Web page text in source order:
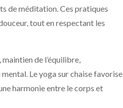
de méditation. Ces pratiques
tout en respectant les
de l’équilibre,
Le yoga sur chaise favorise
harmonie entre le corps et